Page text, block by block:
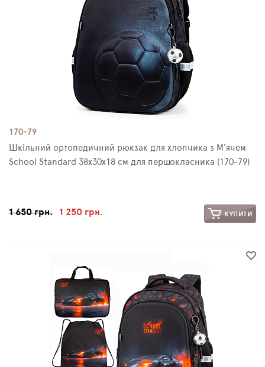
170-79
Шкільний ортопедичний рюкзак для хлопчика з М'ячем
School Standard 38х30х18 см для першокласника (170-79)
1 650 грн. 1 250 грн. КУПИТИ